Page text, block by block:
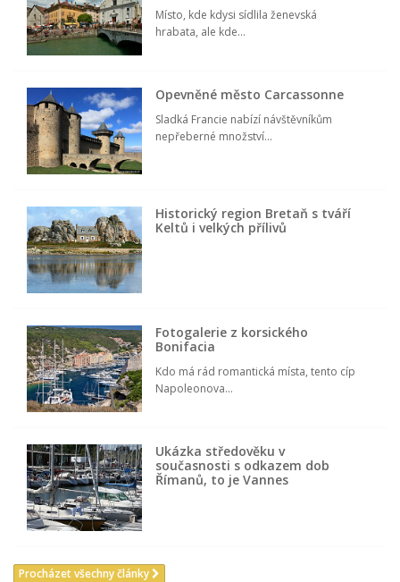
Místo, kde kdysi sídlila ženevská
hrabata, ale kde...
Opevněné město Carcassonne
Sladká Francie nabízí návštěvníkům
nepřeberné množství...
Historický region Bretaň s tváří
Keltů i velkých přílivů
Fotogalerie z korsického
Bonifacia
Kdo má rád romantická místa, tento cíp
Napoleonova...
Ukázka středověku v
současnosti s odkazem dob
Římanů, to je Vannes
Procházet všechny články